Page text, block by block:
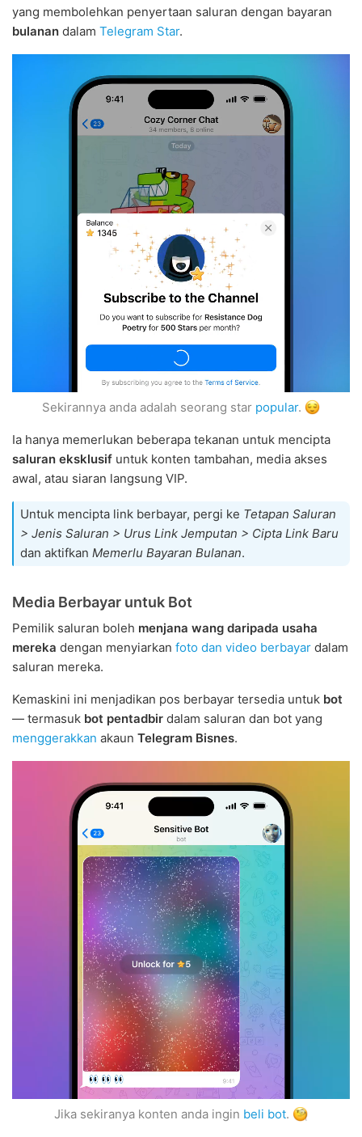
yang membolehkan penyertaan saluran dengan bayaran
bulanan dalam Telegram Star.
Sekirannya anda adalah seorang star popular.
Ia hanya memerlukan beberapa tekanan untuk mencipta
saluran eksklusif untuk konten tambahan, media akses
awal, atau siaran langsung VIP.
Untuk mencipta link berbayar, pergi ke Tetapan Saluran
> Jenis Saluran > Urus Link Jemputan > Cipta Link Baru
dan aktifkan Memerlu Bayaran Bulanan.
Media Berbayar untuk Bot
Pemilik saluran boleh menjana wang daripada usaha
mereka dengan menyiarkan foto dan video berbayar dalam
saluran mereka.
Kemaskini ini menjadikan pos berbayar tersedia untuk bot
— termasuk bot pentadbir dalam saluran dan bot yang
menggerakkan akaun Telegram Bisnes.
Jika sekiranya konten anda ingin beli bot.